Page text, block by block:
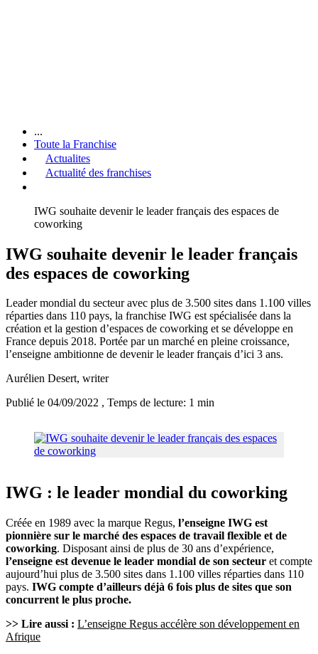
...
Toute la Franchise
Actualites
Actualité des franchises
IWG souhaite devenir le leader français des espaces de
coworking
IWG souhaite devenir le leader français
des espaces de coworking
Leader mondial du secteur avec plus de 3.500 sites dans 1.100 villes
réparties dans 110 pays, la franchise IWG est spécialisée dans la
création et la gestion d’espaces de coworking et se développe en
France depuis 2018. Portée par un marché en pleine croissance,
l’enseigne ambitionne de devenir le leader français d’ici 3 ans.
Aurélien Desert, writer
Publié le 04/09/2022 , Temps de lecture: 1 min
IWG : le leader mondial du coworking
Créée en 1989 avec la marque Regus, l’enseigne IWG est
pionnière sur le marché des espaces de travail flexible et de
coworking. Disposant ainsi de plus de 30 ans d’expérience,
l’enseigne est devenue le leader mondial de son secteur et compte
aujourd’hui plus de 3.500 sites dans 1.100 villes réparties dans 110
pays. IWG compte d’ailleurs déjà 6 fois plus de sites que son
concurrent le plus proche.
>> Lire aussi : L’enseigne Regus accélère son développement en
Afrique